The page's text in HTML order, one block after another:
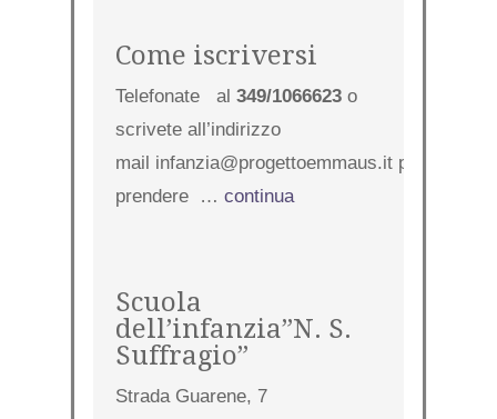
Come iscriversi
Telefonate al 349/1066623 o
scrivete all’indirizzo
mail infanzia@progettoemmaus.it per
prendere … continua
Scuola
dell’infanzia”N. S.
Suffragio”
Strada Guarene, 7